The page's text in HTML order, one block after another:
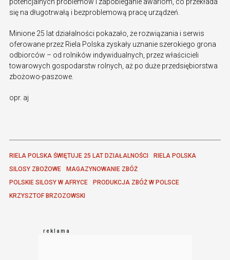
potencjalnych problemów i zapobieganie awariom, co przekłada
się na długotrwałą i bezproblemową pracę urządzeń.
Minione 25 lat działalności pokazało, że rozwiązania i serwis
oferowane przez Riela Polska zyskały uznanie szerokiego grona
odbiorców – od rolników indywidualnych, przez właścicieli
towarowych gospodarstw rolnych, aż po duże przedsiębiorstwa
zbożowo-paszowe.
opr. aj
RIELA POLSKA ŚWIĘTUJE 25 LAT DZIAŁALNOŚCI
RIELA POLSKA
SILOSY ZBOŻOWE
MAGAZYNOWANIE ZBÓŻ
POLSKIE SILOSY W AFRYCE
PRODUKCJA ZBÓŻ W POLSCE
KRZYSZTOF BRZOZOWSKI